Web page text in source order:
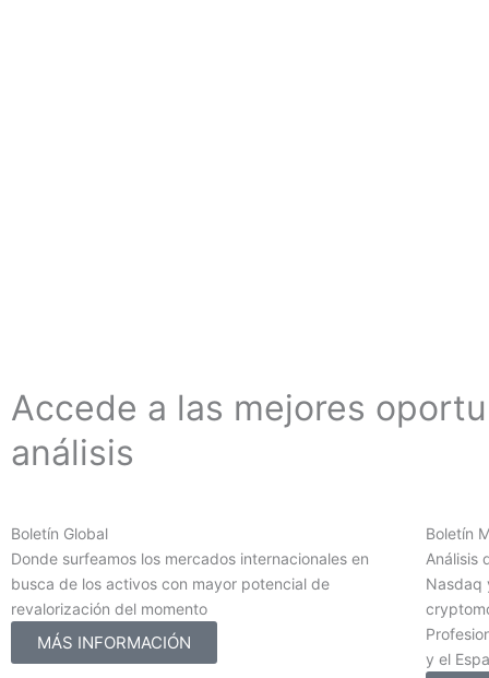
Accede a las mejores
análisis
Boletín Global
Donde surfeamos los mercados internacionales en
busca de los activos con mayor potencial de
revalorización del momento
MÁS INFORMACIÓN
Boletín
Análisis
Nasdaq
y el